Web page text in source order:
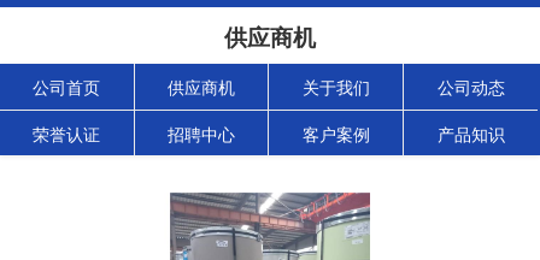
供应商机
公司首页 供应商机 关于我们 公司动态
荣誉认证 招聘中心 客户案例 产品知识